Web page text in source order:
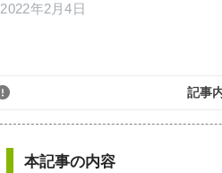
2022年2月4日
記事
本記事の内容